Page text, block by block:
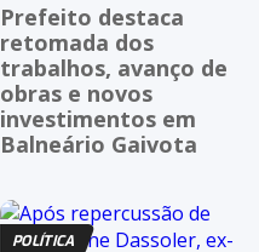
Prefeito destaca
retomada dos
trabalhos, avanço de
obras e novos
investimentos em
Balneário Gaivota
POLÍTICA